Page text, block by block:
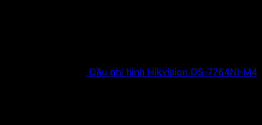
Đầu ghi hình Hikvision DS-7764NI-M4